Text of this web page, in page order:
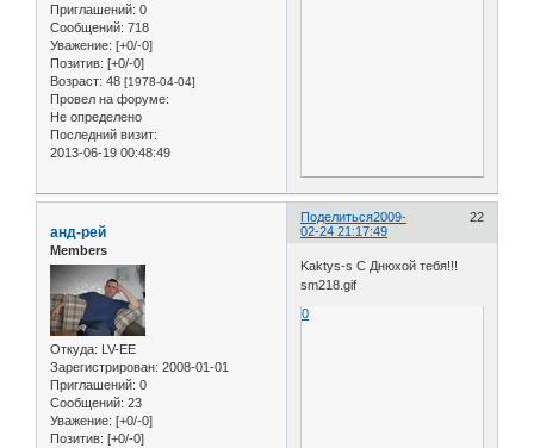
Приглашений: 0
Сообщений: 718
Уважение: [+0/-0]
Позитив: [+0/-0]
Возраст: 48 [1978-04-04]
Провел на форуме:
Не определено
Последний визит:
2013-06-19 00:48:49
Поделиться 22
2009-
02-24 21:17:49
анд-рей
Members
Откуда: LV-EE
Зарегистрирован: 2008-01-01
Приглашений: 0
Сообщений: 23
Уважение: [+0/-0]
Позитив: [+0/-0]
Kaktys-s С Днюхой тебя!!!
sm218.gif
0